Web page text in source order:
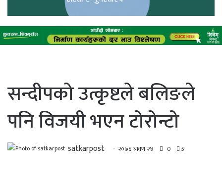
सन्दीपको उत्कृष्टले बलिङले
पनि विजयी भएन टोरोन्टो
satkarpost २०७६ श्रावण २४ 0 5